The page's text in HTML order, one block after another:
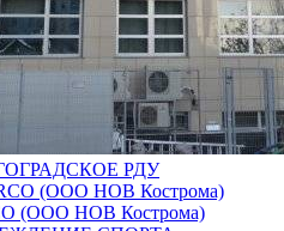
РДУ
(ООО НОВ Кострома)